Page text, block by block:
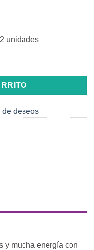
unidades
de deseos
y mucha energía con